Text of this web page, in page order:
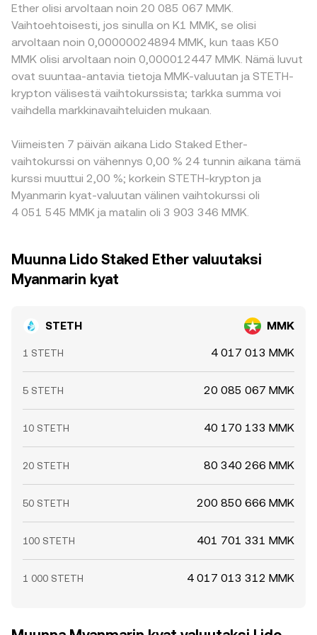
Ether olisi arvoltaan noin 20 085 067 MMK.
Vaihtoehtoisesti, jos sinulla on K1 MMK, se olisi
arvoltaan noin 0,00000024894 MMK, kun taas K50
MMK olisi arvoltaan noin 0,000012447 MMK. Nämä luvut
ovat suuntaa-antavia tietoja MMK-valuutan ja STETH-
krypton välisestä vaihtokurssista; tarkka summa voi
vaihdella markkinavaihteluiden mukaan.
Viimeisten 7 päivän aikana Lido Staked Ether-
vaihtokurssi on vähennys 0,00 % 24 tunnin aikana tämä
kurssi muuttui 2,00 %; korkein STETH-krypton ja
Myanmarin kyat-valuutan välinen vaihtokurssi oli
4 051 545 MMK ja matalin oli 3 903 346 MMK.
Muunna Lido Staked Ether valuutaksi
Myanmarin kyat
STETH MMK
1 STETH 4 017 013 MMK
5 STETH 20 085 067 MMK
10 STETH 40 170 133 MMK
20 STETH 80 340 266 MMK
50 STETH 200 850 666 MMK
100 STETH 401 701 331 MMK
1 000 STETH 4 017 013 312 MMK